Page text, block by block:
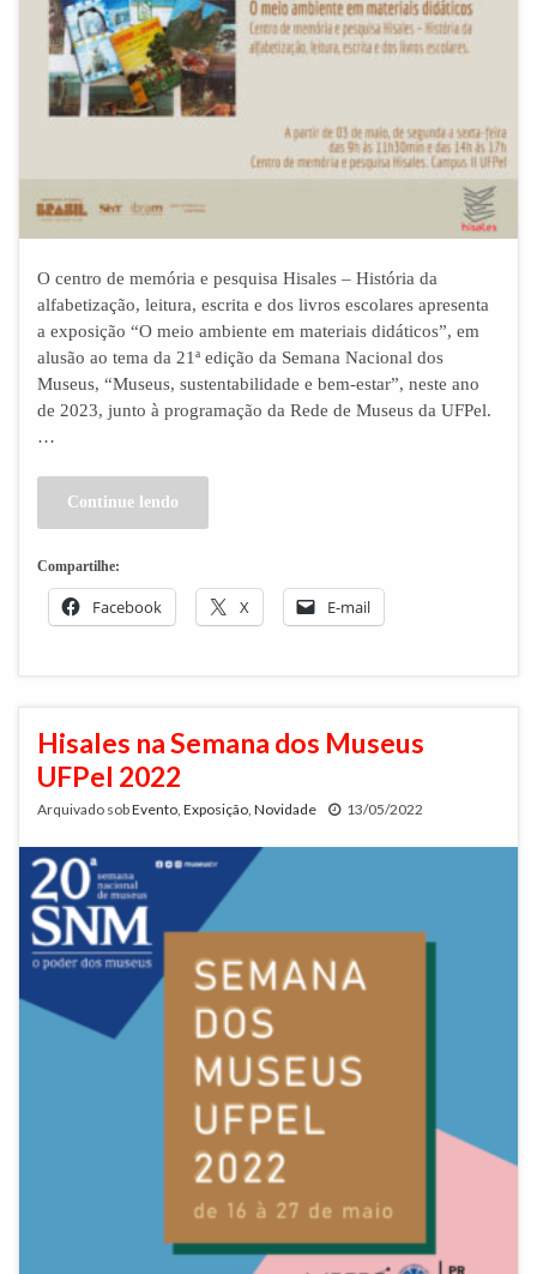
O centro de memória e pesquisa Hisales – História da
alfabetização, leitura, escrita e dos livros escolares apresenta
a exposição “O meio ambiente em materiais didáticos”, em
alusão ao tema da 21ª edição da Semana Nacional dos
Museus, “Museus, sustentabilidade e bem-estar”, neste ano
de 2023, junto à programação da Rede de Museus da UFPel.
…
Continue lendo
Compartilhe:
Facebook X E-mail
Hisales na Semana dos Museus
UFPel 2022
Arquivado sobEvento Exposição Novidade 13/05/2022